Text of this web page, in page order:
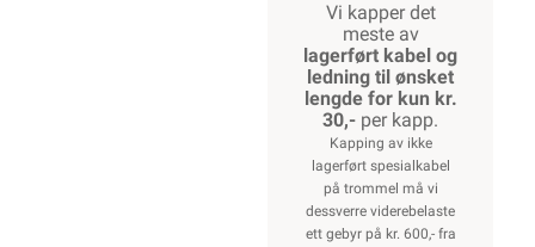
Vi kapper det
meste av
lagerført kabel og
ledning til ønsket
lengde for kun kr.
30,- per kapp.
Kapping av ikke
lagerført spesialkabel
på trommel må vi
dessverre viderebelaste
ett gebyr på kr. 600,- fra